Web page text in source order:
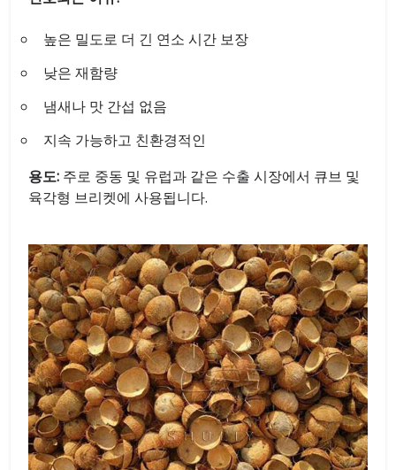
높은 밀도로 더 긴 연소 시간 보장
낮은 재함량
냄새나 맛 간섭 없음
지속 가능하고 친환경적인
용도: 주로 중동 및 유럽과 같은 수출 시장에서 큐브 및
육각형 브리켓에 사용됩니다.